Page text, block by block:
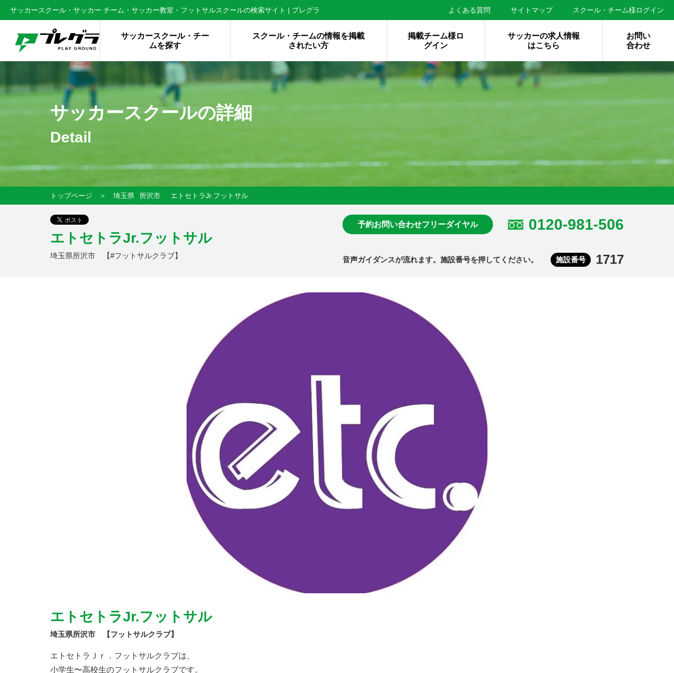
サッカースクール・サッカー チーム・サッカー教室・フットサルスクールの検索サイト | プレグラ よくある質問 サイトマップ スクール・チーム様ログイン
サッカースクール・チー
ムを探す
スクール・チームの情報を掲載
されたい方
掲載チーム様ロ
グイン
サッカーの求人情報
はこちら
お問い
合わせ
サッカースクールの詳細
Detail
トップページ ＞ 埼玉県 所沢市 エトセトラJr.フットサル
エトセトラJr.フットサル
埼玉県所沢市 【#フットサルクラブ】
予約お問い合わせフリーダイヤル 0120-981-506
音声ガイダンスが流れます。施設番号を押してください。 施設番号 1717
エトセトラJr.フットサル
埼玉県所沢市 【フットサルクラブ】
エトセトラＪｒ．フットサルクラブは、
小学生〜高校生のフットサルクラブです。